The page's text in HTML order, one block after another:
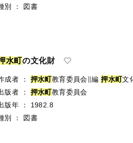
別
： 図書
水町の文化財
成者 ： 押水町教育委員会∥編 押水町文
版者
： 押水町教育委員会
版年
：
1982.8
別
： 図書